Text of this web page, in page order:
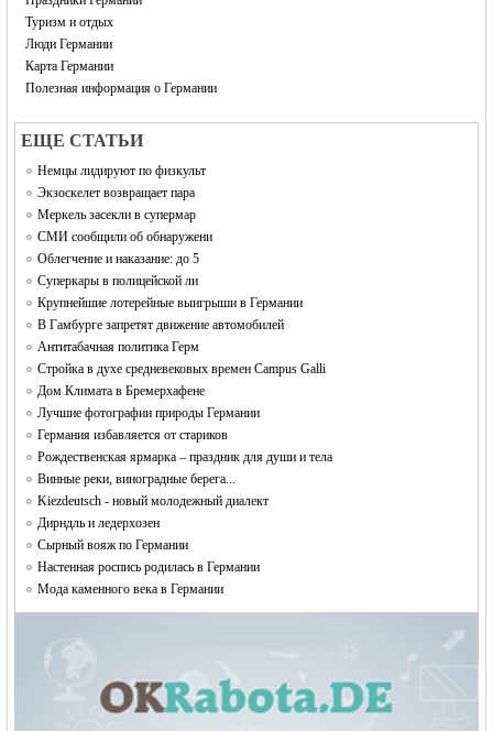
Туризм и отдых
Люди Германии
Карта Германии
Полезная информация о Германии
EЩЕ СТАТЬИ
Немцы лидируют по физкульт
Экзоскелет возвращает пара
Меркель засекли в супермар
СМИ сообщили об обнаружени
Облегчение и наказание: до 5
Суперкары в полицейской ли
Крупнейшие лотерейные выигрыши в Германии
В Гамбурге запретят движение автомобилей
Антитабачная политика Герм
Стройка в духе средневековых времен Campus Galli
Дом Климата в Бремерхафене
Лучшие фотографии природы Германии
Германия избавляется от стариков
Рождественская ярмарка – праздник для души и тела
Винные реки, виноградные берега...
Kiezdeutsch - новый молодежный диалект
Дирндль и ледерхозен
Сырный вояж по Германии
Настенная роспись родилась в Германии
Мода каменного века в Германии